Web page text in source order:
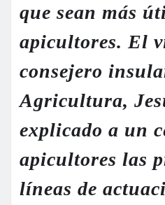
que sean más
apicultores. El
consejero
Agricultura,
explicado a un
apicultores las
líneas de